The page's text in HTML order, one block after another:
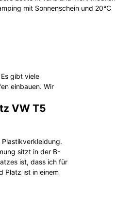
mit Sonnenschein und 20°C
gibt viele
einbauen. Wir
VW T5
sitzt in der B-
ist, dass ich für
Platz ist in einem